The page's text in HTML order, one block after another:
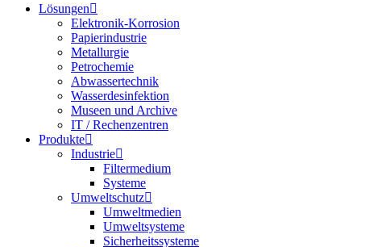
Lösungen
Elektronik-Korrosion
Papierindustrie
Metallurgie
Petrochemie
Abwassertechnik
Wasserdesinfektion
Museen und Archive
IT / Rechenzentren
Produkte
Industrie
Filtermedium
Systeme
Umweltschutz
Umweltmedien
Umweltsysteme
Sicherheitssysteme